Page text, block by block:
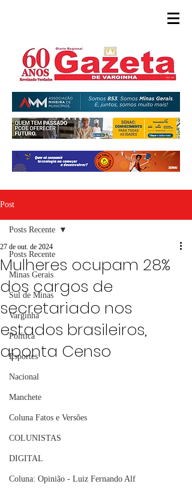
Post
Posts Recente
Minas Gerais
Sul de Minas
Varginha
Política
Esportes
Nacional
Manchete
Coluna Fatos e Versões
COLUNISTAS
DIGITAL
Coluna: Opinião - Luiz Fernando Alf
Posts Recente
Mulheres ocupam 28%
dos cargos de
secretariado nos
estados brasileiros,
aponta Censo
27 de out. de 2024